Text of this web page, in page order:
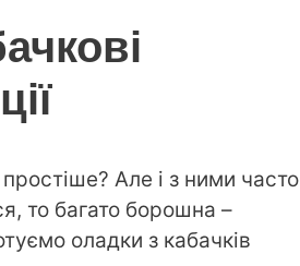
Але і з ними часто
то багато борошна –
оладки з кабачків